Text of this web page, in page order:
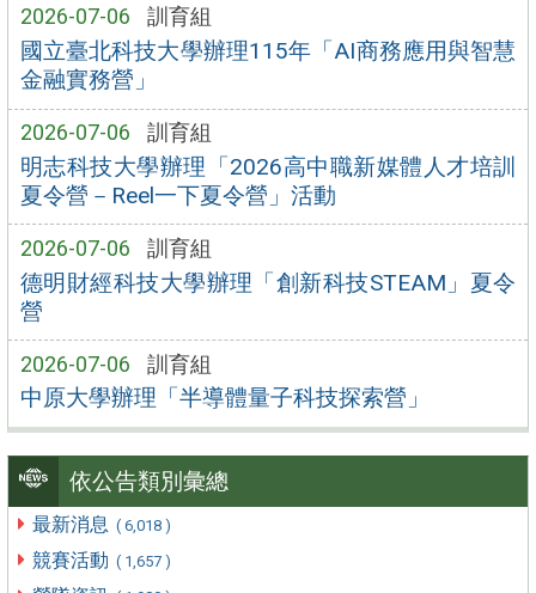
2026-07-06 訓育組
國立臺北科技大學辦理115年「AI商務應用與智慧
金融實務營」
2026-07-06 訓育組
明志科技大學辦理「2026高中職新媒體人才培訓
夏令營－Reel一下夏令營」活動
2026-07-06 訓育組
德明財經科技大學辦理「創新科技STEAM」夏令
營
2026-07-06 訓育組
中原大學辦理「半導體量子科技探索營」
依公告類別彙總
最新消息 ( 6,018 )
競賽活動 ( 1,657 )